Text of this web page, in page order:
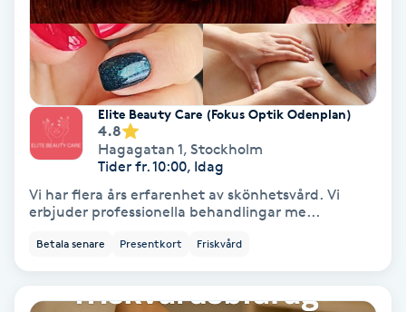
Läpptatuering
Makeup
Manikyr & Pedikyr
Elite Beauty Care (Fokus Optik Odenplan)
4.8
Hagagatan 1, Stockholm
Tider fr. 10:00, Idag
Vi har flera års erfarenhet av skönhetsvård. Vi
erbjuder professionella behandlingar me...
Betala senare Presentkort Friskvård